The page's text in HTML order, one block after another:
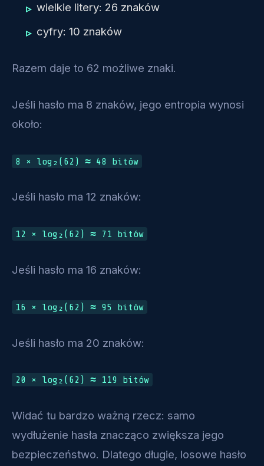
wielkie litery: 26 znaków
cyfry: 10 znaków
Razem daje to 62 możliwe znaki.
Jeśli hasło ma 8 znaków, jego entropia wynosi
około:
8 × log₂(62) ≈ 48 bitów
Jeśli hasło ma 12 znaków:
12 × log₂(62) ≈ 71 bitów
Jeśli hasło ma 16 znaków:
16 × log₂(62) ≈ 95 bitów
Jeśli hasło ma 20 znaków:
20 × log₂(62) ≈ 119 bitów
Widać tu bardzo ważną rzecz: samo
wydłużenie hasła znacząco zwiększa jego
bezpieczeństwo. Dlatego długie, losowe hasło